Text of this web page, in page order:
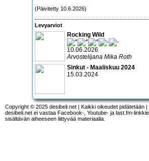
(Päivitetty 10.6.2026)
Levyarviot
Rocking Wild
10.06.2026
Arvostelijana Mika Roth
Sinkut - Maaliskuu 2024
15.03.2024
Copyright © 2025 desibeli.net | Kaikki oikeudet pidätetään |
desibeli.net ei vastaa Facebook-, Youtube- ja last.fm-
sisältävän aiheeseen liittyvää materiaalia.